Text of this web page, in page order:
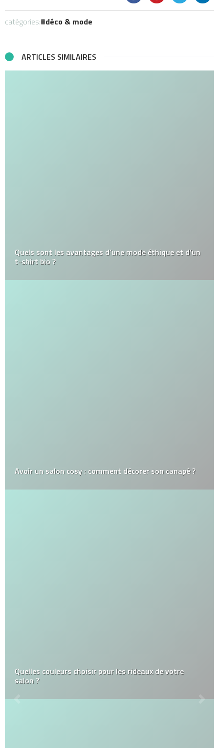
catégories: déco & mode
ARTICLES SIMILAIRES
Quels sont les avantages d’une mode éthique et d’un
t-shirt bio ?
Avoir un salon cosy : comment décorer son canapé ?
Quelles couleurs choisir pour les rideaux de votre
salon ?